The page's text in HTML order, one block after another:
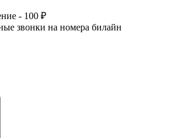
- 100 ₽
звонки на номера билайн